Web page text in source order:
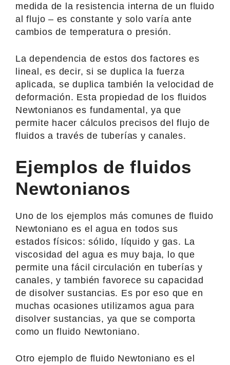
medida de la resistencia interna de un fluido
al flujo – es constante y solo varía ante
cambios de temperatura o presión.
La dependencia de estos dos factores es
lineal, es decir, si se duplica la fuerza
aplicada, se duplica también la velocidad de
deformación. Esta propiedad de los fluidos
Newtonianos es fundamental, ya que
permite hacer cálculos precisos del flujo de
fluidos a través de tuberías y canales.
Ejemplos de fluidos
Newtonianos
Uno de los ejemplos más comunes de fluido
Newtoniano es el agua en todos sus
estados físicos: sólido, líquido y gas. La
viscosidad del agua es muy baja, lo que
permite una fácil circulación en tuberías y
canales, y también favorece su capacidad
de disolver sustancias. Es por eso que en
muchas ocasiones utilizamos agua para
disolver sustancias, ya que se comporta
como un fluido Newtoniano.
Otro ejemplo de fluido Newtoniano es el